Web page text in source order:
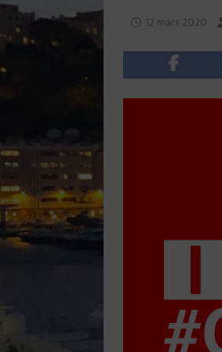
12 mars 2020